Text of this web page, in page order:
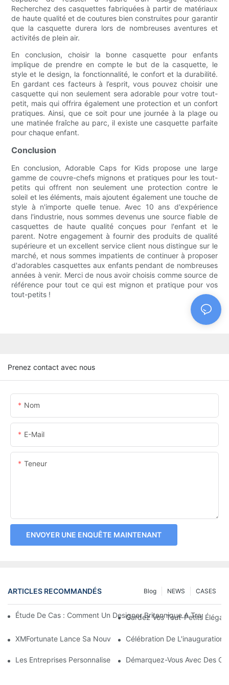
Recherchez des casquettes fabriquées à partir de matériaux
de haute qualité et de coutures bien construites pour garantir
que la casquette durera lors de nombreuses aventures et
activités de plein air.
En conclusion, choisir la bonne casquette pour enfants
implique de prendre en compte le but de la casquette, le
style et le design, la fonctionnalité, le confort et la durabilité.
En gardant ces facteurs à l’esprit, vous pouvez choisir une
casquette qui non seulement sera adorable pour votre tout-
petit, mais qui offrira également une protection et un confort
pratiques. Ainsi, que ce soit pour une journée à la plage ou
une matinée fraîche au parc, il existe une casquette parfaite
pour chaque enfant.
Conclusion
En conclusion, Adorable Caps for Kids propose une large
gamme de couvre-chefs mignons et pratiques pour les tout-
petits qui offrent non seulement une protection contre le
soleil et les éléments, mais ajoutent également une touche de
style à n'importe quelle tenue. Avec 10 ans d'expérience
dans l'industrie, nous sommes devenus une source fiable de
casquettes de haute qualité conçues pour l'enfant et le
parent. Notre engagement à fournir des produits de qualité
supérieure et un excellent service client nous distingue sur le
marché, et nous sommes impatients de continuer à proposer
d'adorables casquettes aux enfants pendant de nombreuses
années à venir. Merci de nous avoir choisis comme source de
référence pour tout ce qui est mignon et pratique pour vos
tout-petits !
Prenez contact avec nous
Nom
E-Mail
Teneur
ENVOYER UNE ENQUÊTE MAINTENANT
ARTICLES RECOMMANDÉS CASES
NEWS
Blog
Étude De Cas : Comment Un Designer Britannique A
Gardez Vos Tout-Petits
XMFortunate Lance Sa Nouvelle Collection De Chapeaux De
Célébration De L'inauguration
Les Entreprises Personnalisent-Elles Des Chapeaux À Leur
Démarquez-Vous Avec Des